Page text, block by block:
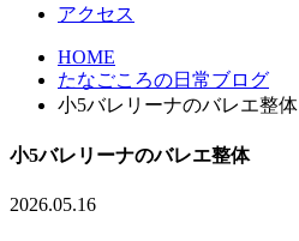
アクセス
HOME
たなごころの日常ブログ
小5バレリーナのバレエ整体
小5バレリーナのバレエ整体
2026.05.16